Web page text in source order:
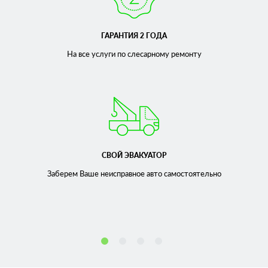
ГАРАНТИЯ 2 ГОДА
На все услуги по слесарномуремонту
СВОЙ ЭВАКУАТОР
Заберем Ваше неисправноеавто самостоятельно